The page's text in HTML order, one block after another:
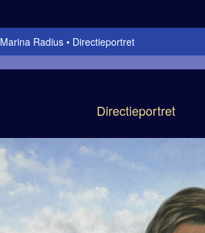
Marina Radius Directieportret
Directieportret